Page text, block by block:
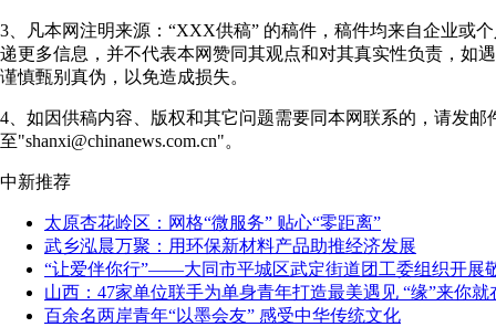
3、凡本网注明来源：“XXX供稿” 的稿件，稿件均来自企业或
递更多信息，并不代表本网赞同其观点和对其真实性负责，如
谨慎甄别真伪，以免造成损失。
4、如因供稿内容、版权和其它问题需要同本网联系的，请发邮
至"shanxi@chinanews.com.cn"。
中新推荐
太原杏花岭区：网格“微服务” 贴心“零距离”
武乡泓晨万聚：用环保新材料产品助推经济发展
“让爱伴你行”——大同市平城区武定街道团工委组织开展
山西：47家单位联手为单身青年打造最美遇见 “缘”来你就
百余名两岸青年“以墨会友” 感受中华传统文化